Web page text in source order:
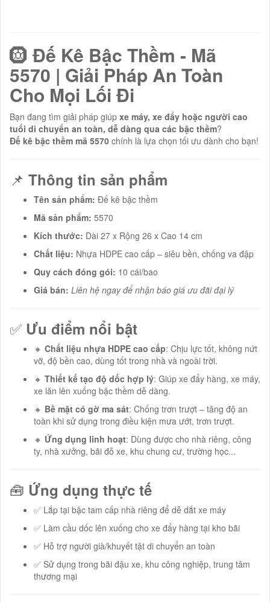
🛞 Đế Kê Bậc Thềm - Mã
5570 | Giải Pháp An Toàn
Cho Mọi Lối Đi
Bạn đang tìm giải pháp giúp xe máy, xe đẩy hoặc người cao
tuổi di chuyển an toàn, dễ dàng qua các bậc thềm?
Đế kê bậc thềm mã 5570 chính là lựa chọn tối ưu dành cho bạn!
📌 Thông tin sản phẩm
Tên sản phẩm: Đế kê bậc thềm
Mã sản phẩm: 5570
Kích thước: Dài 27 x Rộng 26 x Cao 14 cm
Chất liệu: Nhựa HDPE cao cấp – siêu bền, chống va đập
Quy cách đóng gói: 10 cái/bao
Giá bán: Liên hệ ngay để nhận báo giá ưu đãi đại lý
✅ Ưu điểm nổi bật
🔸 Chất liệu nhựa HDPE cao cấp: Chịu lực tốt, không nứt
vỡ, độ bền cao, dùng tốt trong nhà và ngoài trời.
🔸 Thiết kế tạo độ dốc hợp lý: Giúp xe đẩy hàng, xe máy,
xe lăn lên xuống bậc thềm dễ dàng.
🔸 Bề mặt có gờ ma sát: Chống trơn trượt – tăng độ an
toàn khi sử dụng trong điều kiện mưa ướt, trơn trượt.
🔸 Ứng dụng linh hoạt: Dùng được cho nhà riêng, công
ty, nhà xưởng, bãi đỗ xe, khu chung cư, trường học...
🧰 Ứng dụng thực tế
✅ Lắp tại bậc tam cấp nhà riêng để dễ dắt xe máy
✅ Làm cầu dốc lên xuống cho xe đẩy hàng tại kho bãi
✅ Hỗ trợ người già/khuyết tật di chuyển an toàn
✅ Sử dụng trong bãi đậu xe, khu công nghiệp, trung tâm
thương mại